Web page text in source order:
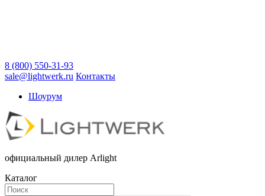
8 (800) 550-31-93
sale@lightwerk.ru Контакты
Шоурум
официальный дилер Arlight
Каталог